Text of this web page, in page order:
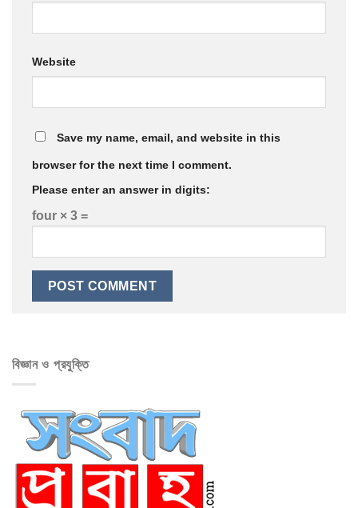
Website
Save my name, email, and website in this
browser for the next time I comment.
Please enter an answer in digits:
four × 3 =
বিজ্ঞান ও প্রযুক্তি